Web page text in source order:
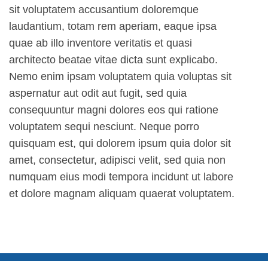
sit voluptatem accusantium doloremque
laudantium, totam rem aperiam, eaque ipsa
quae ab illo inventore veritatis et quasi
architecto beatae vitae dicta sunt explicabo.
Nemo enim ipsam voluptatem quia voluptas sit
aspernatur aut odit aut fugit, sed quia
consequuntur magni dolores eos qui ratione
voluptatem sequi nesciunt. Neque porro
quisquam est, qui dolorem ipsum quia dolor sit
amet, consectetur, adipisci velit, sed quia non
numquam eius modi tempora incidunt ut labore
et dolore magnam aliquam quaerat voluptatem.